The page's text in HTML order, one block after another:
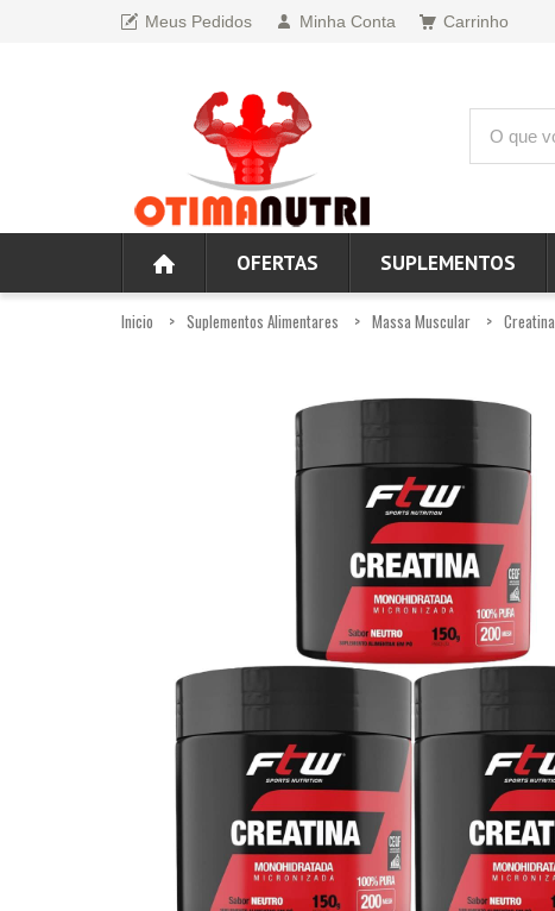
Meus Pedidos Minha Conta Carrinho
OFERTAS SUPLEMENTOS
Inicio Suplementos Alimentares Massa Muscular Creatina